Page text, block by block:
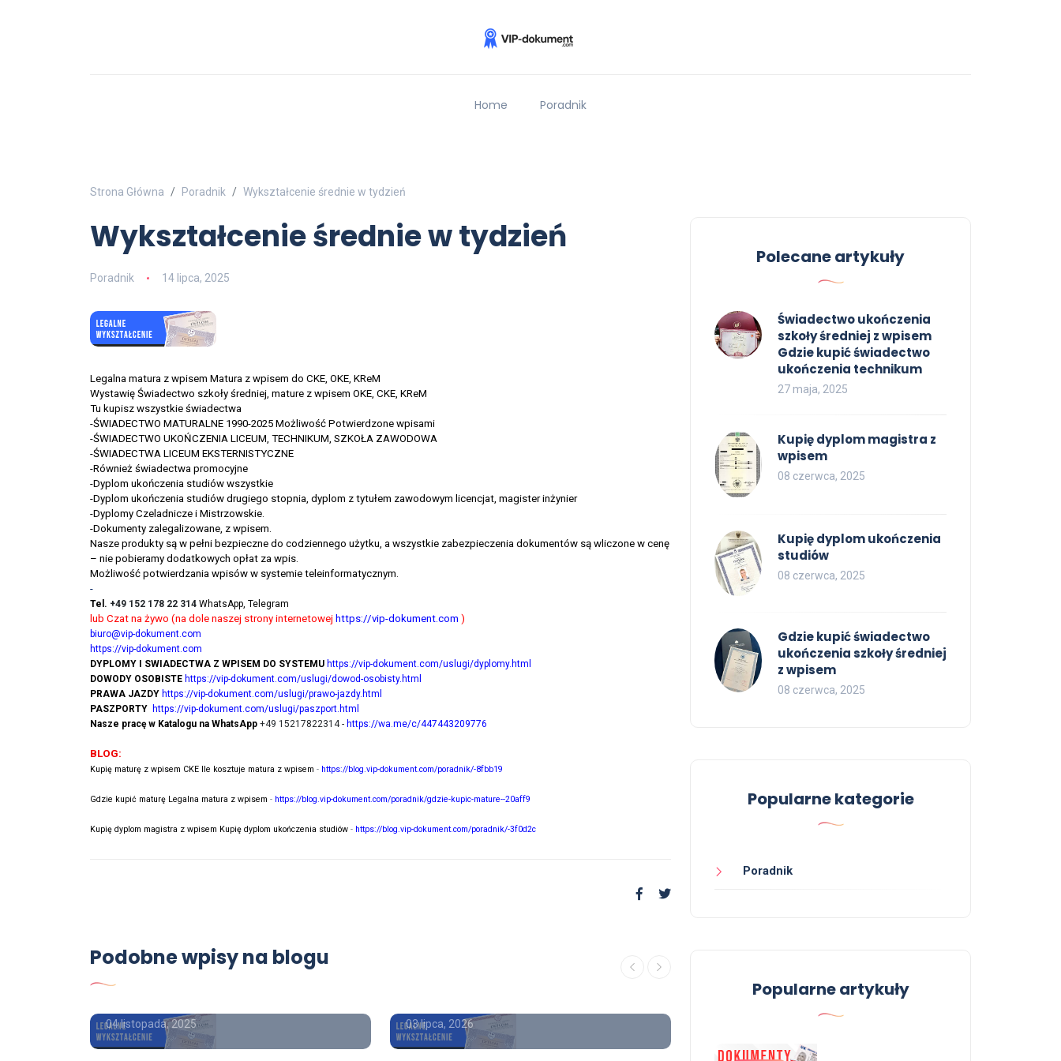
Home Poradnik
Strona Główna Poradnik Wykształcenie średnie w tydzień
Wykształcenie średnie w tydzień
Poradnik 14 lipca, 2025
Legalna matura z wpisem Matura z wpisem do CKE, OKE, KReM
Wystawię Świadectwo szkoły średniej, mature z wpisem OKE, CKE, KReM
Tu kupisz wszystkie świadectwa
-ŚWIADECTWO MATURALNE 1990-2025 Możliwość Potwierdzone wpisami
-ŚWIADECTWO UKOŃCZENIA LICEUM, TECHNIKUM, SZKOŁA ZAWODOWA
-ŚWIADECTWA LICEUM EKSTERNISTYCZNE
-Również świadectwa promocyjne
-Dyplom ukończenia studiów wszystkie
-Dyplom ukończenia studiów drugiego stopnia, dyplom z tytułem zawodowym licencjat, magister inżynier
-Dyplomy Czeladnicze i Mistrzowskie.
-Dokumenty zalegalizowane, z wpisem.
Nasze produkty są w pełni bezpieczne do codziennego użytku, a wszystkie zabezpieczenia dokumentów są wliczone w cenę
– nie pobieramy dodatkowych opłat za wpis.
Możliwość potwierdzania wpisów w systemie teleinformatycznym.
-
Tel. +49 152 178 22 314 WhatsApp, Telegram
lub Czat na żywo (na dole naszej strony internetowej https://vip-dokument.com )
biuro@vip-dokument.com
https://vip-dokument.com
DYPLOMY I SWIADECTWA Z WPISEM DO SYSTEMU https://vip-dokument.com/uslugi/dyplomy.html
DOWODY OSOBISTE https://vip-dokument.com/uslugi/dowod-osobisty.html
PRAWA JAZDY https://vip-dokument.com/uslugi/prawo-jazdy.html
PASZPORTY https://vip-dokument.com/uslugi/paszport.html
Nasze pracę w Katalogu na WhatsApp +49 15217822314 - https://wa.me/c/447443209776
BLOG:
Kupię maturę z wpisem CKE Ile kosztuje matura z wpisem - https://blog.vip-dokument.com/poradnik/-8fbb19
Gdzie kupić maturę Legalna matura z wpisem - https://blog.vip-dokument.com/poradnik/gdzie-kupic-mature--20aff9
Kupię dyplom magistra z wpisem Kupię dyplom ukończenia studiów - https://blog.vip-dokument.com/poradnik/-3f0d2c
Podobne wpisy na blogu
Poradnik
Kupię dyplom licencjat.
04 listopada, 2025 03 lipca, 2026
Polecane artykuły
Świadectwo ukończenia
szkoły średniej z wpisem
Gdzie kupić świadectwo
ukończenia technikum
27 maja, 2025
Kupię dyplom magistra z
wpisem
08 czerwca, 2025
Kupię dyplom ukończenia
studiów
08 czerwca, 2025
Gdzie kupić świadectwo
ukończenia szkoły średniej
z wpisem
08 czerwca, 2025
Popularne kategorie
Poradnik
Popularne artykuły